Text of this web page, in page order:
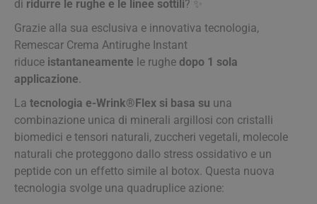
di ridurre le rughe e le linee sottili? ✨​
Grazie alla sua esclusiva e innovativa tecnologia,
Remescar Crema Antirughe Instant
riduce istantaneamente le rughe dopo 1 sola
applicazione.
La tecnologia e-Wrink®Flex si basa su una
combinazione unica di minerali argillosi con cristalli
biomedici e tensori naturali, zuccheri vegetali, molecole
naturali che proteggono dallo stress ossidativo e un
peptide con un effetto simile al botox. Questa nuova
tecnologia svolge una quadruplice azione: